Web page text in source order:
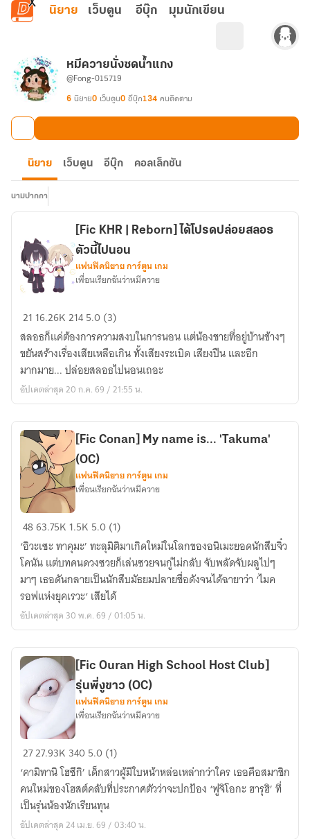
ข้ามไปยังเนื้อหาหลัก
นิยาย เว็บตูน อีบุ๊ก มุมนักเขียน
หมีควายนั่งซดน้ำแกง
@Fong-015719
6 นิยาย0 เว็บตูน0 อีบุ๊ก134 คนติดตาม
นิยาย เว็บตูน อีบุ๊ก คอลเล็กชัน
นามปากกา
[Fic
|
Reborn]
ได้
โปรด
สล
อธ
ตัว
นี้
ไป
นอน
[Fic KHR | Reborn] ได้โปรดปล่อยสลอธ
ตัวนี้ไปนอน
แฟนฟิคนิยาย การ์ตูน เกม
เพื่อนเรียกฉันว่าหมีควาย
21 16.26K2145.0 (3)
สลอธก็แค่ต้องการความสงบในการนอน แต่น้องชายที่อยู่บ้านข้างๆ
ขยันสร้างเรื่องเสียเหลือเกิน ทั้งเสียงระเบิด เสียงปืน และอีก
มากมาย... ปล่อยสลอธไปนอนเถอะ
อัปเดตล่าสุด 20 ก.ค. 69 / 21:55 น.
[Fic
Conan]
My
name
is...
'Takuma'
(OC)
[Fic Conan] My name is... 'Takuma'
(OC)
แฟนฟิคนิยาย การ์ตูน เกม
เพื่อนเรียกฉันว่าหมีควาย
4863.75K 1.5K 5.0 (1)
‘อิวะเซะ ทาคุมะ’ ทะลุมิติมาเกิดใหม่ในโลกของอนิเมะยอดนักสืบจิ๋ว
โคนัน แต่บทคนดวงซวยก็เล่นซวยจนกู่ไม่กลับ จับพลัดจับผลูไปๆ
มาๆ เธอดันกลายเป็นนักสืบมัธยมปลายชื่อดังจนได้ฉายาว่า ‘ไมค
รอฟแห่งยุคเรวะ‘ เสียได้
อัปเดตล่าสุด 30 พ.ค. 69 / 01:05 น.
[Fic
Ouran
High
School
Host
Club]
[Fic Ouran High School Host Club]
รุ่นพี่งูขาว (OC)
แฟนฟิคนิยาย การ์ตูน เกม
เพื่อนเรียกฉันว่าหมีควาย
2727.93K 3405.0 (1)
‘คามิทานิ โฮซึกิ’ เด็กสาวผู้มีใบหน้าหล่อเหล่ากว่าใคร เธอคือสมาชิก
คนใหม่ของโฮสต์คลับที่ประกาศตัวว่าจะปกป้อง ‘ฟูจิโอกะ ฮารุฮิ’ ที่
เป็นรุ่นน้องนักเรียนทุน
อัปเดตล่าสุด 24 เม.ย. 69 / 03:40 น.